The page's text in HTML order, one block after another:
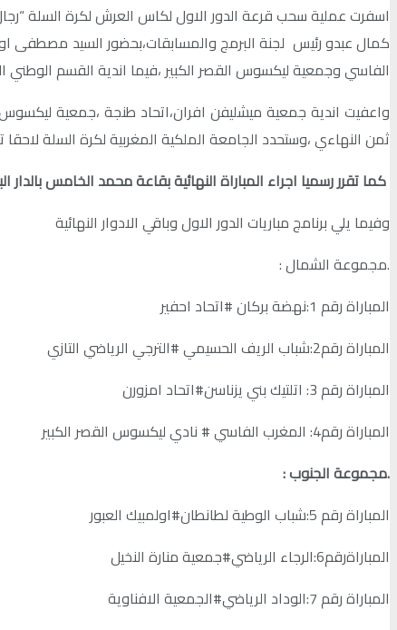
كمال عبدو رئيس لجنة البرمج والمسابقات،بحضور السيد مصطفى
الفاسي وجمعية ليكسوس القصر الكبير ،فيما اندية القسم
واعفيت اندية جمعية ميشليفن افران،اتحاد طنجة ،جمعية
ثمن النهاءي ،وستحدد الجامعة الملكية المغربية لكرة السلة لاحقا
كما تقرر رسميا اجراء المباراة النهائية بقاعة محمد الخامس بالدار
وفيما يلي برنامج مباريات الدور الاول وباقي الادوار النهائية
.مجموعة الشمال :
المباراة رقم 1:نهضة بركان #اتحاد احفير
المباراة رقم2:شباب الريف الحسيمي #الترجي الرياضي التازي
المباراة رقم 3: اتلتيك بني يزناسن#اتحاد امزورن
المباراة رقم4: المغرب الفاسي # نادي ليكسوس القصر الكبير
.مجموعة الجنوب :
المباراة رقم 5:شباب الوطية لطانطان#اولمبيك العبور
المباراةرقم6:الرجاء الرياضي#جمعية منارة النخيل
المباراة رقم 7:الوداد الرياضي#الجمعية الافناوية